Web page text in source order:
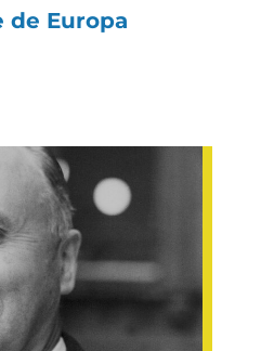
de Europa